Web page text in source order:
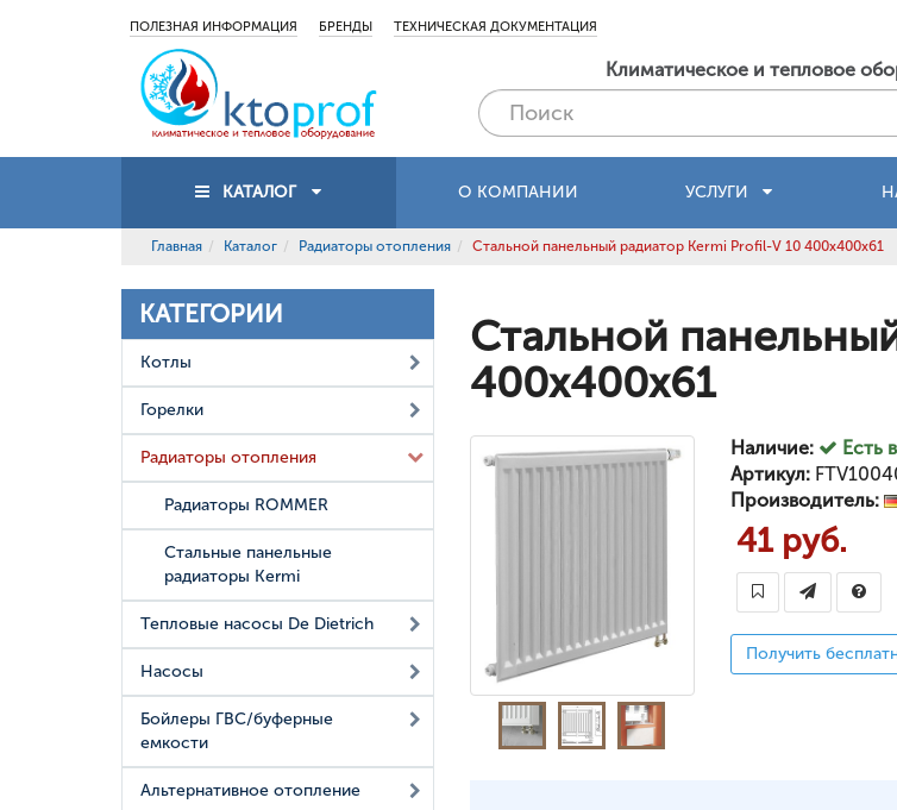
ПОЛЕЗНАЯ ИНФОРМАЦИЯ БРЕНДЫ ТЕХНИЧЕСКАЯ ДОКУМЕНТАЦИЯ
Климатическое и тепловое
КАТАЛОГ О КОМПАНИИ УСЛУГИ
Главная Каталог Радиаторы отопления Стальной панельный радиатор Kermi Profil-V 10 400x400x61
КАТЕГОРИИ
Котлы
Горелки
Радиаторы отопления
Радиаторы ROMMER
Стальные панельные
радиаторы Kermi
Тепловые насосы De Dietrich
Насосы
Бойлеры ГВС/буферные
емкости
Альтернативное отопление
Стальной
400x400x61
Наличие:
Есть
Артикул:
Производитель:
41 руб.
Получить